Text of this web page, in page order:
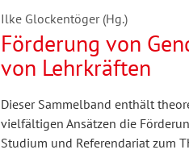
Ilke Glockentöger (Hg.)
Förderung von
von Lehrkräften
Dieser Sammelband enthält
vielfältigen Ansätzen die
Studium und Referendariat zum